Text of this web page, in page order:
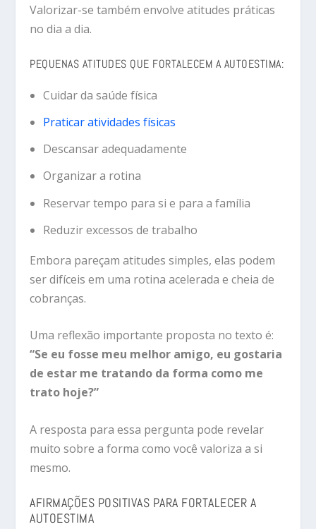
Valorizar-se também envolve atitudes práticas
no dia a dia.
PEQUENAS ATITUDES QUE FORTALECEM A AUTOESTIMA:
Cuidar da saúde física
Praticar atividades físicas
Descansar adequadamente
Organizar a rotina
Reservar tempo para si e para a família
Reduzir excessos de trabalho
Embora pareçam atitudes simples, elas podem
ser difíceis em uma rotina acelerada e cheia de
cobranças.
Uma reflexão importante proposta no texto é:
“Se eu fosse meu melhor amigo, eu gostaria
de estar me tratando da forma como me
trato hoje?”
A resposta para essa pergunta pode revelar
muito sobre a forma como você valoriza a si
mesmo.
AFIRMAÇÕES POSITIVAS PARA FORTALECER A
AUTOESTIMA